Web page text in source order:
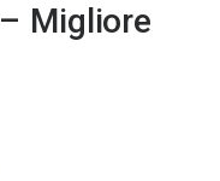
– Migliore